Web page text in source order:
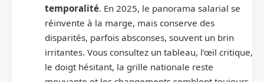
temporalité. En 2025, le panorama salarial se
réinvente à la marge, mais conserve des
disparités, parfois absconses, souvent un brin
irritantes. Vous consultez un tableau, l’œil critique,
le doigt hésitant, la grille nationale reste